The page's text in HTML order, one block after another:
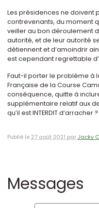
Les présidences ne doivent
contrevenants, du moment
veiller au bon déroulement
autorité, et de leur autorité
détiennent et d’amoindrir
est cependant regrettable
Faut-il porter le problème à
Française de la Course
conséquence, quitte à
supplémentaire relatif aux
qu’il est INTERDIT d’arracher ?
Publié le 27 août 2021 parJacky
Messages